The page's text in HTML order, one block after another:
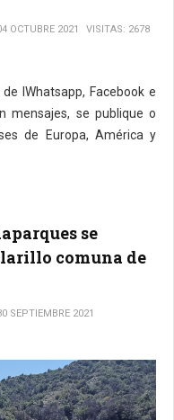
OCTUBRE 2021 VISITAS: 2678
lWhatsapp, Facebook e
mensajes, se publique o
de Europa, América y
se
comuna de
SEPTIEMBRE 2021